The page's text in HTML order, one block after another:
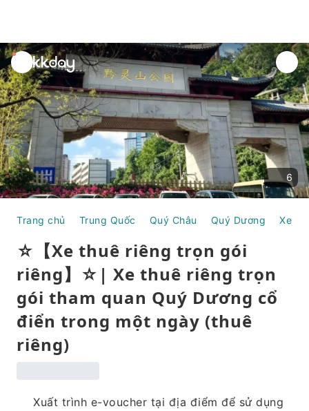
unread
notifications
6
Trang chủ Trung Quốc Quý Châu Quý Dương Xe
☆【Xe thuê riêng trọn gói
riêng】☆| Xe thuê riêng trọn
gói tham quan Quý Dương cổ
điển trong một ngày (thuê
riêng)
Xuất trình e-voucher tại địa điểm để sử dụng